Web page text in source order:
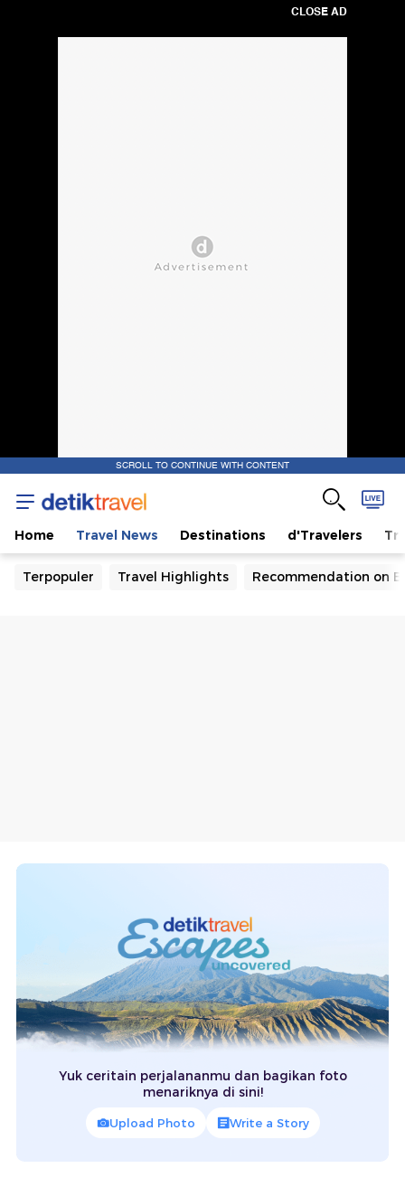
CLOSE AD
SCROLL TO CONTINUE WITH CONTENT
Home Travel News Destinations d'Travelers
Terpopuler Travel Highlights Recommendation on
Yuk ceritain perjalananmu dan bagikan foto
menariknya di sini!
Upload Photo Write a Story